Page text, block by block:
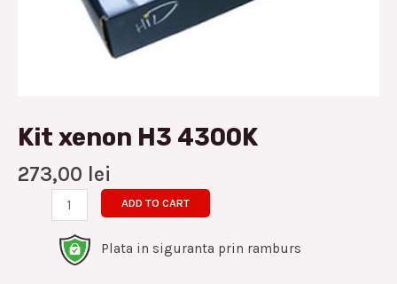
Kit xenon H3 4300K
273,00 lei
ADD TO CART
Plata in siguranta prin ramburs